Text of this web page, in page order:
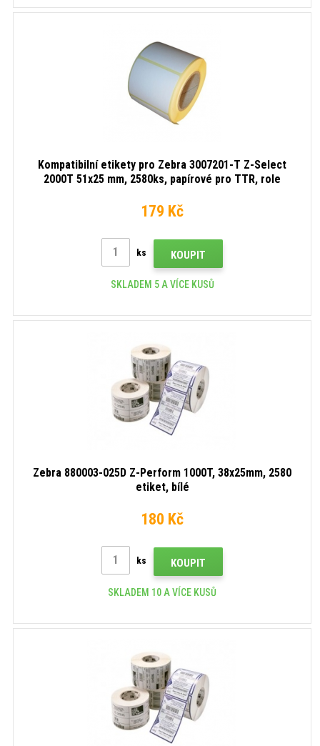
Kompatibilní etikety pro Zebra 3007201-T Z-Select
2000T 51x25 mm, 2580ks, papírové pro TTR, role
179 Kč
ks KOUPIT
SKLADEM 5 A VÍCE KUSŮ
Zebra 880003-025D Z-Perform 1000T, 38x25mm, 2580
etiket, bílé
180 Kč
ks KOUPIT
SKLADEM 10 A VÍCE KUSŮ